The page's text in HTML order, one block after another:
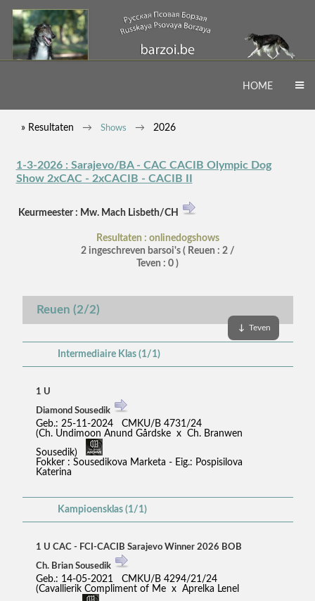
HOME
» Resultaten Shows 2026
1-3-2026 : Sarajevo/BA - CAC CACIB Olympic Dog
Show 2xCAC - 2xCACIB - CACIB II
Keurmeester : Mw. Mach Lisbeth/CH
Resultaten : onlinedogshows
2 ingeschreven barsoi's ( Reuen : 2 /
Teven : 0 )
Reuen (2/2)
↓ Teven
Intermediaire Klas (1/1)
1 U
Diamond Sousedik
Geb.: 25-11-2024 CMKU/B 4731/24
(Ch. Undimoon Anund Gårdske x Ch. Branwen
Sousedik)
Fokker : Sousedikova Marketa - Eig.: Pospisilova
Katerina
Kampioensklas (1/1)
1 U CAC - FCI-CACIB Sarajevo Winner 2026 BOB
Ch. Brian Sousedik
Geb.: 14-05-2021 CMKU/B 4294/21/24
(Cavallierik Compliment of Me x Aprelka Lenel